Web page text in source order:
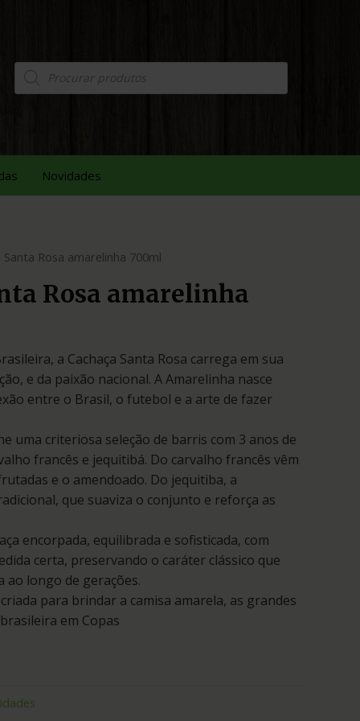
Novidades
Santa Rosa amarelinha 700ml
Rosa amarelinha
a Cachaça Santa Rosa carrega em sua
e da paixão nacional. A Amarelinha nasce
entre o Brasil, o futebol e a arte de fazer
uma criteriosa seleção de barris com 3 anos de
francês e jequitibá. Do carvalho francês vêm
e o amendoado. Do jequitiba, a
que suaviza o conjunto e reforça as
encorpada, equilibrada e sofisticada, com
certa, preservando o caráter clássico que
ao longo de gerações.
para brindar a camisa amarela, as grandes
em Copas